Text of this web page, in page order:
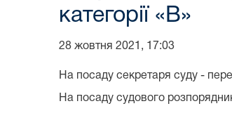
категорії «В»
28 жовтня 2021, 17:03
На посаду секретаря суду -
На посаду судового